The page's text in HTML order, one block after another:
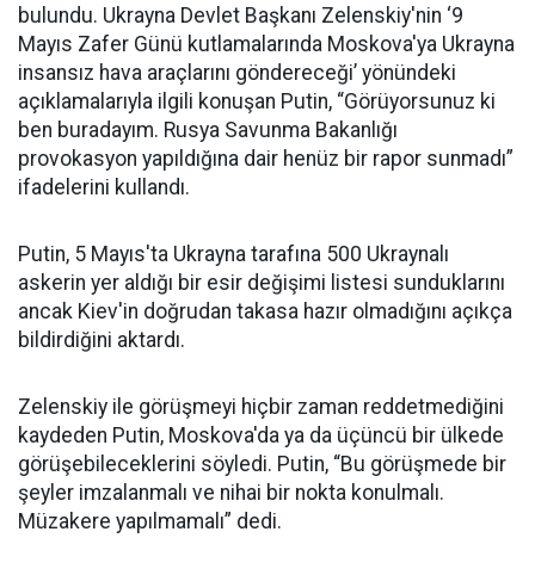
bulundu. Ukrayna Devlet Başkanı Zelenskiy'nin ‘9
Mayıs Zafer Günü kutlamalarında Moskova'ya Ukrayna
insansız hava araçlarını göndereceği’ yönündeki
açıklamalarıyla ilgili konuşan Putin, “Görüyorsunuz ki
ben buradayım. Rusya Savunma Bakanlığı
provokasyon yapıldığına dair henüz bir rapor sunmadı”
ifadelerini kullandı.
Putin, 5 Mayıs'ta Ukrayna tarafına 500 Ukraynalı
askerin yer aldığı bir esir değişimi listesi sunduklarını
ancak Kiev'in doğrudan takasa hazır olmadığını açıkça
bildirdiğini aktardı.
Zelenskiy ile görüşmeyi hiçbir zaman reddetmediğini
kaydeden Putin, Moskova'da ya da üçüncü bir ülkede
görüşebileceklerini söyledi. Putin, “Bu görüşmede bir
şeyler imzalanmalı ve nihai bir nokta konulmalı.
Müzakere yapılmamalı” dedi.